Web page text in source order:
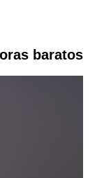
baratos